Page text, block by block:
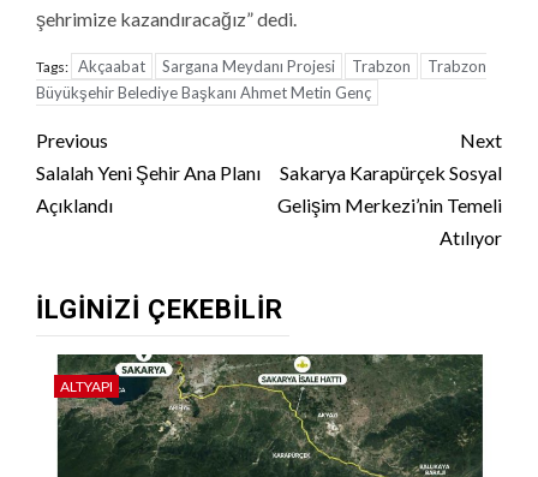
şehrimize kazandıracağız” dedi.
Tags: Akçaabat Sargana Meydanı Projesi Trabzon
Trabzon
Büyükşehir Belediye Başkanı Ahmet Metin Genç
Continue
Reading
Previous
Salalah Yeni Şehir Ana Planı
Açıklandı
Next
Sakarya Karapürçek Sosyal
Gelişim Merkezi’nin Temeli
Atılıyor
İLGINIZI ÇEKEBILIR
ALTYAPI